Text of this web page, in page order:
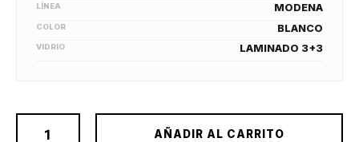
LÍNEA MODENA
COLOR BLANCO
VIDRIO LAMINADO 3+3
AÑADIR AL CARRITO